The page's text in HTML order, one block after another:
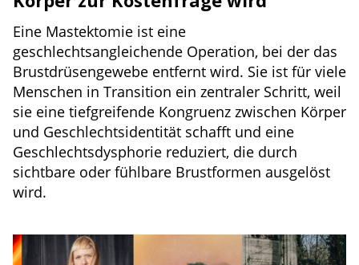
Eine Mastektomie ist eine
geschlechtsangleichende Operation, bei der das
Brustdrüsengewebe entfernt wird. Sie ist für viele
Menschen in Transition ein zentraler Schritt, weil
sie eine tiefgreifende Kongruenz zwischen Körper
und Geschlechtsidentität schafft und eine
Geschlechtsdysphorie reduziert, die durch
sichtbare oder fühlbare Brustformen ausgelöst
wird.